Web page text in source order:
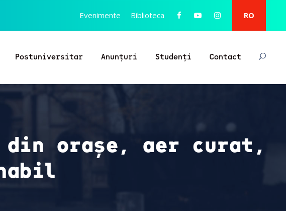
Evenimente Biblioteca RO
Postuniversitar Anunțuri Studenți Contact
orașe, aer curat,